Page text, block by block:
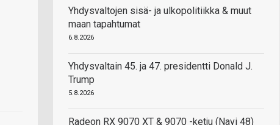
Yhdysvaltojen sisä- ja ulkopolitiikka & muut
maan tapahtumat
6.8.2026
Yhdysvaltain 45. ja 47. presidentti Donald J.
Trump
5.8.2026
Radeon RX 9070 XT & 9070 -ketju (Navi 48)